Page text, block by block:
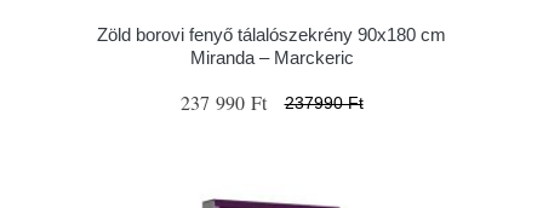
Zöld borovi fenyő tálalószekrény 90x180 cm
Miranda – Marckeric
237 990 Ft 237990 Ft